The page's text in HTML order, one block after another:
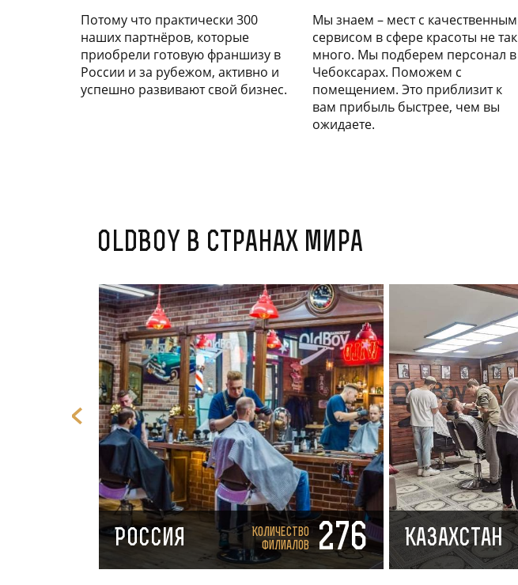
Потому что практически 300
наших партнёров, которые
приобрели готовую франшизу в
России и за рубежом, активно и
успешно развивают свой бизнес.
Мы знаем – мест с качественным
сервисом в сфере красоты не так
много. Мы подберем персонал в
Чебоксарах. Поможем с
помещением. Это приблизит к
вам прибыль быстрее, чем вы
ожидаете.
OldBoy в странах мира
Россия
Количество
филиалов
276 Казахстан